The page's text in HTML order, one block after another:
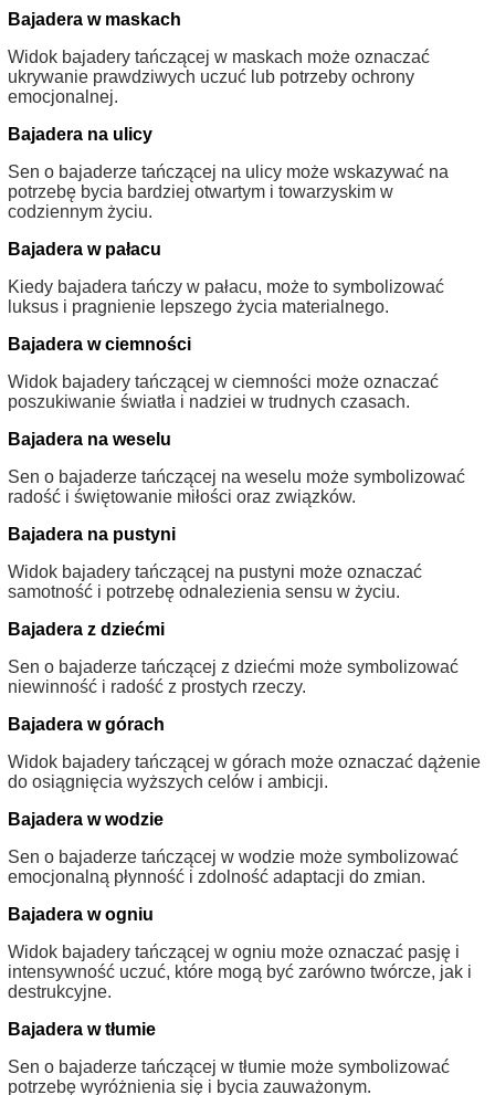
Bajadera w maskach
Widok bajadery tańczącej w maskach może oznaczać
ukrywanie prawdziwych uczuć lub potrzeby ochrony
emocjonalnej.
Bajadera na ulicy
Sen o bajaderze tańczącej na ulicy może wskazywać na
potrzebę bycia bardziej otwartym i towarzyskim w
codziennym życiu.
Bajadera w pałacu
Kiedy bajadera tańczy w pałacu, może to symbolizować
luksus i pragnienie lepszego życia materialnego.
Bajadera w ciemności
Widok bajadery tańczącej w ciemności może oznaczać
poszukiwanie światła i nadziei w trudnych czasach.
Bajadera na weselu
Sen o bajaderze tańczącej na weselu może symbolizować
radość i świętowanie miłości oraz związków.
Bajadera na pustyni
Widok bajadery tańczącej na pustyni może oznaczać
samotność i potrzebę odnalezienia sensu w życiu.
Bajadera z dziećmi
Sen o bajaderze tańczącej z dziećmi może symbolizować
niewinność i radość z prostych rzeczy.
Bajadera w górach
Widok bajadery tańczącej w górach może oznaczać dążenie
do osiągnięcia wyższych celów i ambicji.
Bajadera w wodzie
Sen o bajaderze tańczącej w wodzie może symbolizować
emocjonalną płynność i zdolność adaptacji do zmian.
Bajadera w ogniu
Widok bajadery tańczącej w ogniu może oznaczać pasję i
intensywność uczuć, które mogą być zarówno twórcze, jak i
destrukcyjne.
Bajadera w tłumie
Sen o bajaderze tańczącej w tłumie może symbolizować
potrzebę wyróżnienia się i bycia zauważonym.